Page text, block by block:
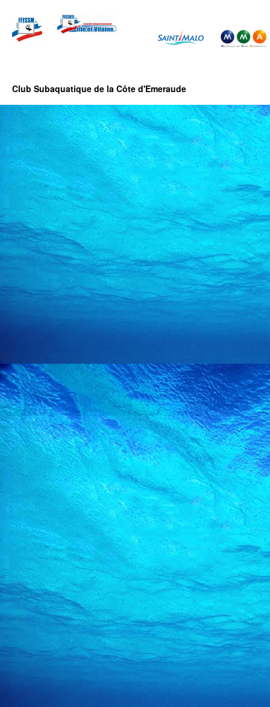
Club Subaquatique de la Côte d'Emeraude